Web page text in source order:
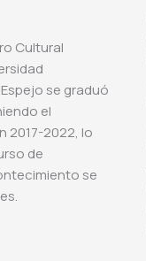
Cultural
se graduó
el
2017-2022, lo
de
se